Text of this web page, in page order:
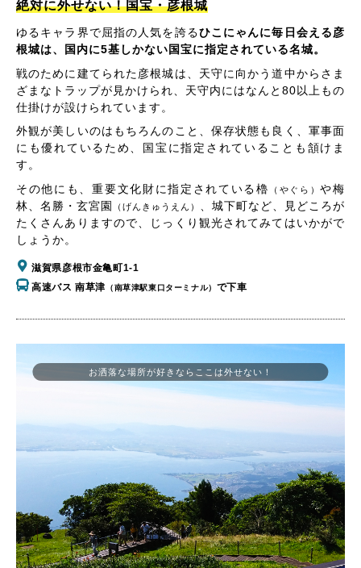
絶対に外せない！国宝・彦根城
ゆるキャラ界で屈指の人気を誇るひこにゃんに毎日会える彦
根城は、国内に5基しかない国宝に指定されている名城。
戦のために建てられた彦根城は、天守に向かう道中からさま
ざまなトラップが見かけられ、天守内にはなんと80以上もの
仕掛けが設けられています。
外観が美しいのはもちろんのこと、保存状態も良く、軍事面
にも優れているため、国宝に指定されていることも頷けま
す。
その他にも、重要文化財に指定されている櫓
（やぐら）や梅
林、名勝・玄宮園
（げんきゅうえん）
、城下町など、見どころが
たくさんありますので、じっくり観光されてみてはいかがで
しょうか。
滋賀県彦根市金亀町1-1
高速バス 南草津 （南草津駅東口ターミナル） で下車
お洒落な場所が好きならここは外せない！